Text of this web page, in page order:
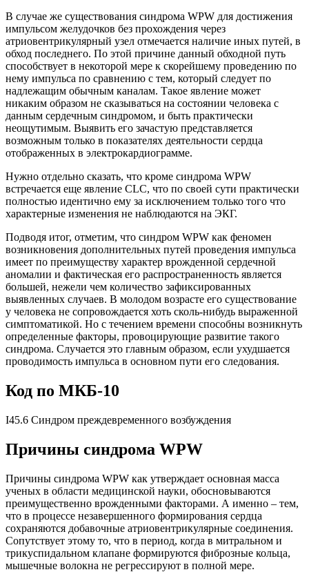
В случае же существования синдрома WPW для достижения
импульсом желудочков без прохождения через
атриовентрикулярный узел отмечается наличие иных путей, в
обход последнего. По этой причине данный обходной путь
способствует в некоторой мере к скорейшему проведению по
нему импульса по сравнению с тем, который следует по
надлежащим обычным каналам. Такое явление может
никаким образом не сказываться на состоянии человека с
данным сердечным синдромом, и быть практически
неощутимым. Выявить его зачастую представляется
возможным только в показателях деятельности сердца
отображенных в электрокардиограмме.
Нужно отдельно сказать, что кроме синдрома WPW
встречается еще явление CLC, что по своей сути практически
полностью идентично ему за исключением только того что
характерные изменения не наблюдаются на ЭКГ.
Подводя итог, отметим, что синдром WPW как феномен
возникновения дополнительных путей проведения импульса
имеет по преимуществу характер врожденной сердечной
аномалии и фактическая его распространенность является
большей, нежели чем количество зафиксированных
выявленных случаев. В молодом возрасте его существование
у человека не сопровождается хоть сколь-нибудь выраженной
симптоматикой. Но с течением времени способны возникнуть
определенные факторы, провоцирующие развитие такого
синдрома. Случается это главным образом, если ухудшается
проводимость импульса в основном пути его следования.
Код по МКБ-10
I45.6 Синдром преждевременного возбуждения
Причины синдрома WPW
Причины синдрома WPW как утверждает основная масса
ученых в области медицинской науки, обосновываются
преимущественно врожденными факторами. А именно – тем,
что в процессе незавершенного формирования сердца
сохраняются добавочные атриовентрикулярные соединения.
Сопутствует этому то, что в период, когда в митральном и
трикуспидальном клапане формируются фиброзные кольца,
мышечные волокна не регрессируют в полной мере.